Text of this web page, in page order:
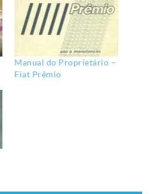
Manual do Proprietário –
Fiat Prêmio